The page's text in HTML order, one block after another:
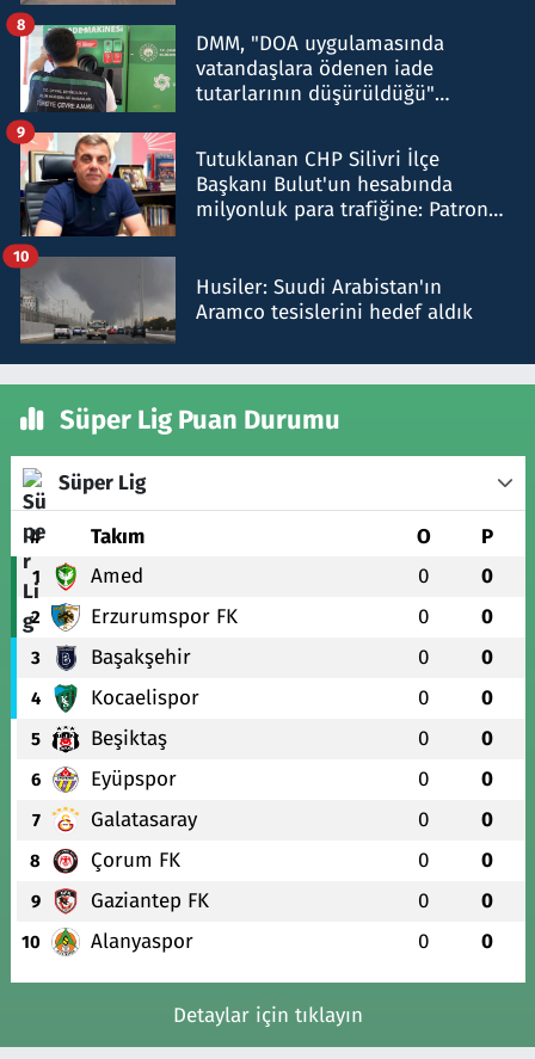
DMM, "DOA uygulamasında
vatandaşlara ödenen iade
tutarlarının düşürüldüğü"
8
Tutuklanan CHP Silivri İlçe
Başkanı Bulut'un hesabında
milyonluk para trafiğine: Patron
9
Husiler: Suudi Arabistan'ın
Aramco tesislerini hedef aldık
10
Süper Lig Puan Durumu
Süper Lig
# Takım O P
1 Amed 0 0
2 Erzurumspor FK 0 0
3 Başakşehir 0 0
4 Kocaelispor 0 0
5 Beşiktaş 0 0
6 Eyüpspor 0 0
7 Galatasaray 0 0
8 Çorum FK 0 0
9 Gaziantep FK 0 0
10 Alanyaspor 0 0
Detaylar için tıklayın